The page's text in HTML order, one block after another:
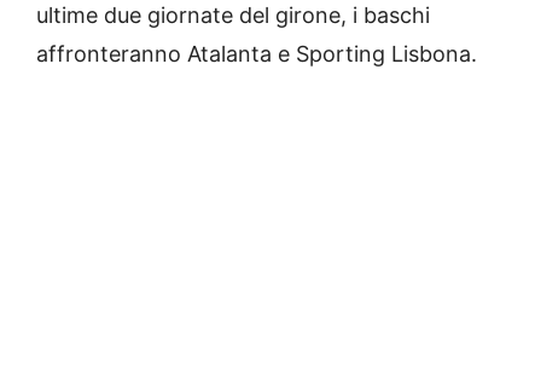
ultime due giornate del girone, i baschi
affronteranno Atalanta e Sporting Lisbona.